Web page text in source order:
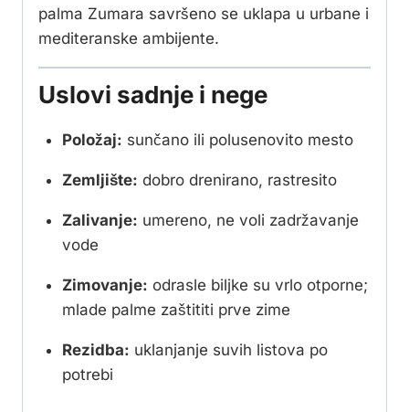
palma Zumara savršeno se uklapa u urbane i
mediteranske ambijente.
Uslovi sadnje i nege
Položaj: sunčano ili polusenovito mesto
Zemljište: dobro drenirano, rastresito
Zalivanje: umereno, ne voli zadržavanje
vode
Zimovanje: odrasle biljke su vrlo otporne;
mlade palme zaštititi prve zime
Rezidba: uklanjanje suvih listova po
potrebi